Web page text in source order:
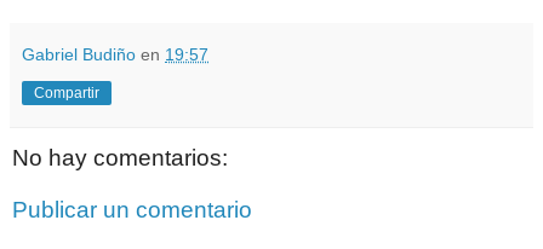
Gabriel Budiño en 19:57
Compartir
No hay comentarios:
Publicar un comentario